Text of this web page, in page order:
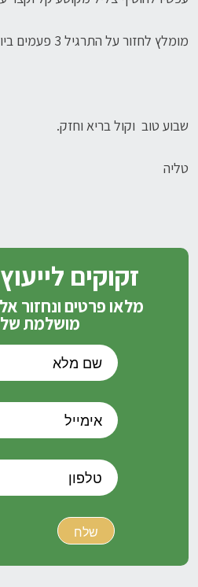
מומלץ לחזור על התרגיל 3 פעמים ביום.
שבוע טוב וקול בריא וחזק.
טליה
זקוקים
מלאו פרטים ונחזור
מושלמת